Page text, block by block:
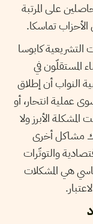
على المرتبة
الأحزاب تماسكا.
كابوسا
المستقلّون في
النواب أن إطلاق
عملية انتحار، أو
الأبرز ولا
مشاكل أخرى
والتوتّرات
هي المشكلات